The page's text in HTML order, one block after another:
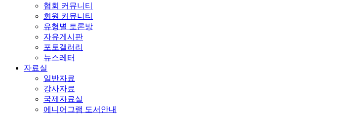
협회 커뮤니티
회원 커뮤니티
유형별 토론방
자유게시판
포토갤러리
뉴스레터
자료실
일반자료
강사자료
국제자료실
에니어그램 도서안내